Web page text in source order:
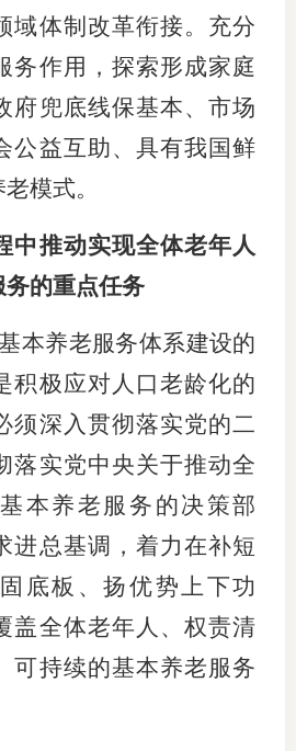
域体制改革衔接。充分
务作用，探索形成家庭
府兜底线保基本、市场
公益互助、具有我国鲜
模式。
中推动实现全体老年人
的重点任务
养老服务体系建设的
积极应对人口老龄化的
须深入贯彻落实党的二
落实党中央关于推动全
本养老服务的决策部
进总基调，着力在补短
底板、扬优势上下功
盖全体老年人、权责清
可持续的基本养老服务